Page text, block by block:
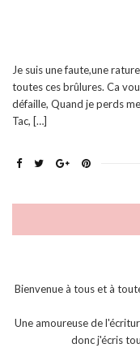
Je suis une faute,une
toutes ces brûlures. Ca
défaille, Quand je perds
Tac, […]
Bienvenue à tous et à
Une amoureuse de
donc j'écris